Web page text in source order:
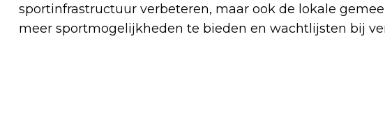
sportinfrastructuur verbeteren, maar ook de lokale
meer sportmogelijkheden te bieden en wachtlijsten bij